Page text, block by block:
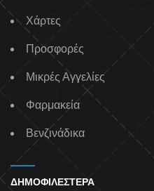
Χάρτες
Προσφορές
Μικρές Αγγελίες
Φαρμακεία
Βενζινάδικα
ΔΗΜΟΦΙΛΕΣΤΕΡΑ